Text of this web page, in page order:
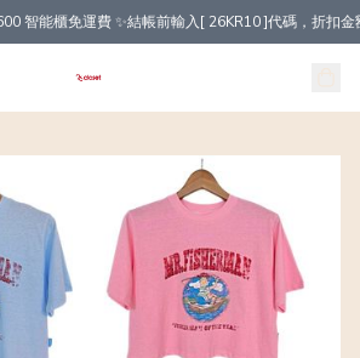
智能櫃免運費 ✨結帳前輸入[ 26KR10 ]代碼，折扣金